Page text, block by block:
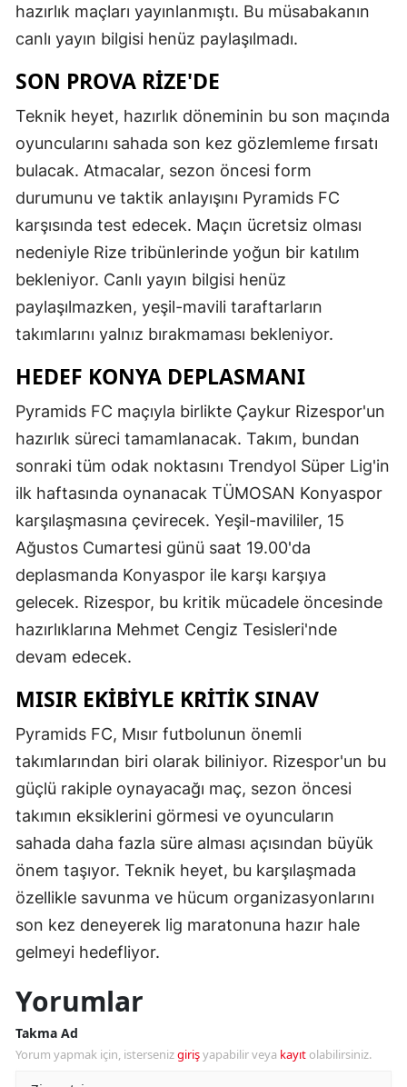
hazırlık maçları yayınlanmıştı. Bu müsabakanın
canlı yayın bilgisi henüz paylaşılmadı.
SON PROVA RİZE'DE
Teknik heyet, hazırlık döneminin bu son maçında
oyuncularını sahada son kez gözlemleme fırsatı
bulacak. Atmacalar, sezon öncesi form
durumunu ve taktik anlayışını Pyramids FC
karşısında test edecek. Maçın ücretsiz olması
nedeniyle Rize tribünlerinde yoğun bir katılım
bekleniyor. Canlı yayın bilgisi henüz
paylaşılmazken, yeşil-mavili taraftarların
takımlarını yalnız bırakmaması bekleniyor.
HEDEF KONYA DEPLASMANI
Pyramids FC maçıyla birlikte Çaykur Rizespor'un
hazırlık süreci tamamlanacak. Takım, bundan
sonraki tüm odak noktasını Trendyol Süper Lig'in
ilk haftasında oynanacak TÜMOSAN Konyaspor
karşılaşmasına çevirecek. Yeşil-mavililer, 15
Ağustos Cumartesi günü saat 19.00'da
deplasmanda Konyaspor ile karşı karşıya
gelecek. Rizespor, bu kritik mücadele öncesinde
hazırlıklarına Mehmet Cengiz Tesisleri'nde
devam edecek.
MISIR EKİBİYLE KRİTİK SINAV
Pyramids FC, Mısır futbolunun önemli
takımlarından biri olarak biliniyor. Rizespor'un bu
güçlü rakiple oynayacağı maç, sezon öncesi
takımın eksiklerini görmesi ve oyuncuların
sahada daha fazla süre alması açısından büyük
önem taşıyor. Teknik heyet, bu karşılaşmada
özellikle savunma ve hücum organizasyonlarını
son kez deneyerek lig maratonuna hazır hale
gelmeyi hedefliyor.
Yorumlar
Takma Ad
Yorum yapmak için, istersenizgirişyapabilir veya kayıt olabilirsiniz.